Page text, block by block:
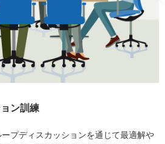
ン訓練
プディスカッションを通じて最適解や